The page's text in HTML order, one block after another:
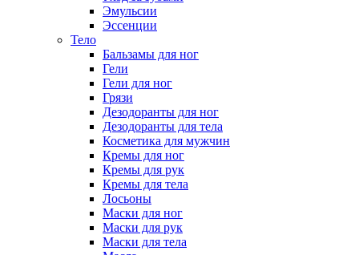
Эмульсии
Эссенции
Тело
Бальзамы для ног
Гели
Гели для ног
Грязи
Дезодоранты для ног
Дезодоранты для тела
Косметика для мужчин
Кремы для ног
Кремы для рук
Кремы для тела
Лосьоны
Маски для ног
Маски для рук
Маски для тела